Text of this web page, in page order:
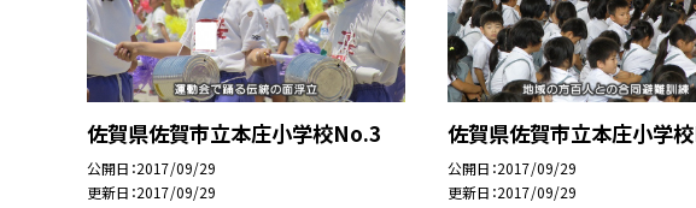
佐賀県佐賀市立本庄小学校No.3
公開日 2017/09/29
更新日 2017/09/29
佐賀県佐賀市立本庄小学
公開日 2017/09/29
更新日 2017/09/29